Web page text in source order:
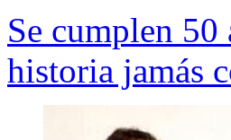
Se cumplen
historia jamás